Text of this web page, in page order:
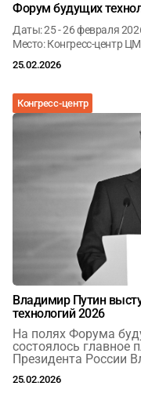
Форум будущих
Даты: 25 - 26 февраля
Место: Конгресс-центр
25.02.2026
Конгресс-центр
Владимир Путин
технологий 2026
На полях Форума
состоялось главное
Президента России
25.02.2026